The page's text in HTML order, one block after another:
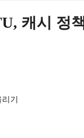
캐시 정